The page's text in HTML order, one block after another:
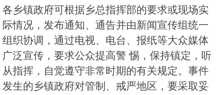
各乡镇政府可根据乡总指挥部的要求或现场实
际情况，发布通知、通告并由新闻宣传组统一
组织协调，通过电视、电台、报纸等大众媒体
广泛宣传，要求公众提高警 惕，保持镇定，听
从指挥，自觉遵守非常时期的有关规定。事件
发生的乡镇政府对管制、戒严地区，要采取妥